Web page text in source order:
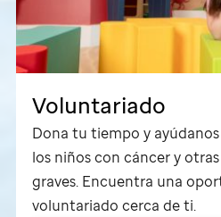
Voluntariado
Dona tu tiempo y
los niños con cáncer y
graves. Encuentra una
voluntariado cerca de ti.